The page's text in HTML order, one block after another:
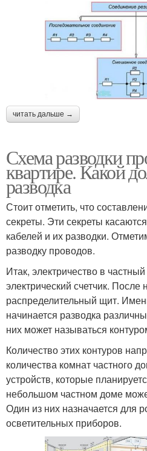
читать дальше →
Схема разводки
квартире. Какой
разводка
Стоит отметить, что
секреты. Эти секреты
кабелей и их разводки.
разводку проводов.
Итак, электричество в
электрический счетчик. После
распределительный щит.
начинается разводка
них может называться
Количество этих контуров
количества комнат частного
устройств, которые
небольшом частном доме
Один из них назначается для
осветительных приборов.